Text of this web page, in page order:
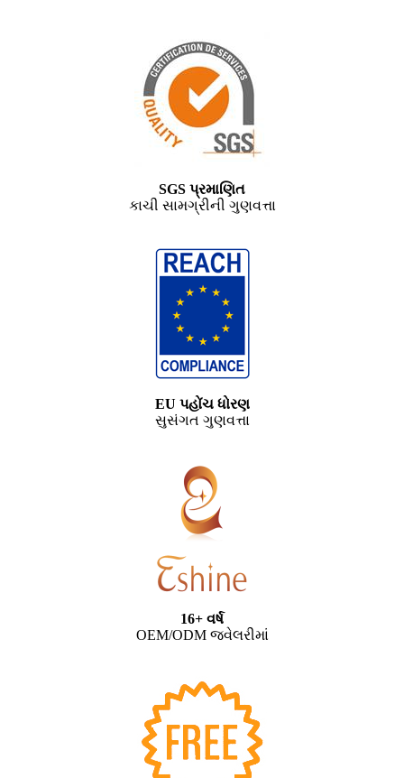
SGS પ્રમાણિત
કાચી સામગ્રીની ગુણવત્તા
EU પહોંચ ધોરણ
સુસંગત ગુણવત્તા
16+ વર્ષ
OEM/ODM જ્વેલરીમાં